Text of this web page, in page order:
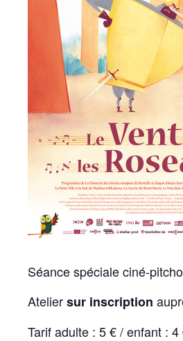
Séance spéciale ciné-
Ateliersur inscription
Tarif adulte : 5 € / enfant : 4